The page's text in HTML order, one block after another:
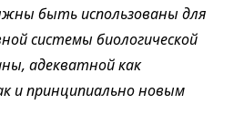
быть использованы для
системы биологической
адекватной как
и принципиально новым